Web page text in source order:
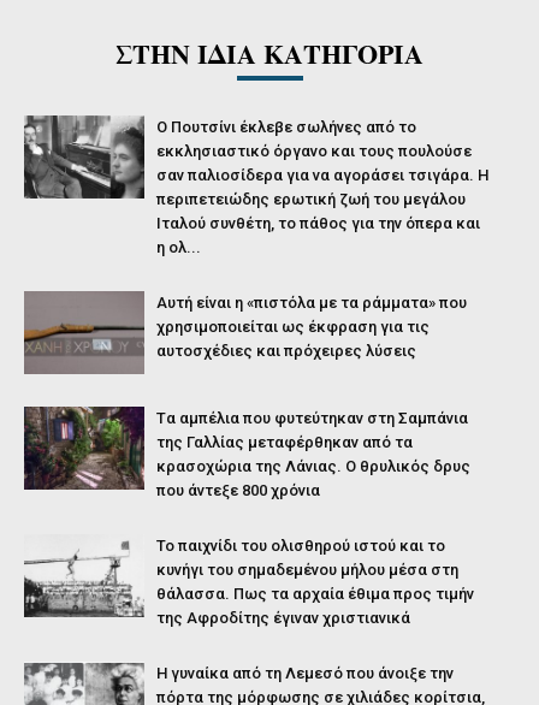
ΣΤΗΝ ΙΔΙΑ ΚΑΤΗΓΟΡΙΑ
O Πουτσίνι έκλεβε σωλήνες από το
εκκλησιαστικό όργανο και τους πουλούσε
σαν παλιοσίδερα για να αγοράσει τσιγάρα. Η
περιπετειώδης ερωτική ζωή του μεγάλου
Ιταλού συνθέτη, το πάθος για την όπερα και
η ολ...
Αυτή είναι η «πιστόλα με τα ράμματα» που
χρησιμοποιείται ως έκφραση για τις
αυτοσχέδιες και πρόχειρες λύσεις
Tα αμπέλια που φυτεύτηκαν στη Σαμπάνια
της Γαλλίας μεταφέρθηκαν από τα
κρασοχώρια της Λάνιας. Ο θρυλικός δρυς
που άντεξε 800 χρόνια
Το παιχνίδι του ολισθηρού ιστού και το
κυνήγι του σημαδεμένου μήλου μέσα στη
θάλασσα. Πως τα αρχαία έθιμα προς τιμήν
της Αφροδίτης έγιναν χριστιανικά
Η γυναίκα από τη Λεμεσό που άνοιξε την
πόρτα της μόρφωσης σε χιλιάδες κορίτσια,